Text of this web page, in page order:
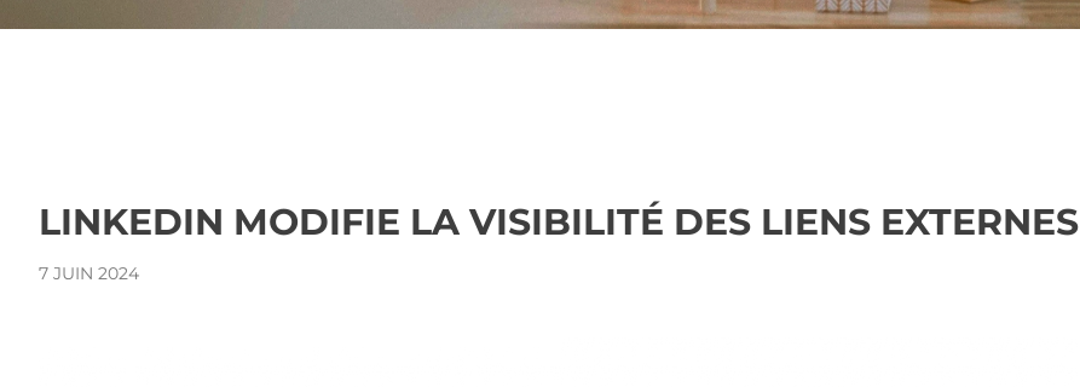
LINKEDIN MODIFIE LA VISIBILITÉ DES LIENS EXTERNES
7 JUIN 2024